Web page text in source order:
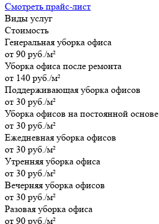
Смотреть прайс-лист
Виды услуг
Стоимость
Генеральная уборка офиса
от 90 руб./м²
Уборка офиса после ремонта
от 140 руб./м²
Поддерживающая уборка офисов
от 30 руб./м²
Уборка офисов на постоянной основе
от 30 руб./м²
Ежедневная уборка офисов
от 30 руб./м²
Утренняя уборка офиса
от 30 руб./м²
Вечерняя уборка офисов
от 30 руб./м²
Разовая уборка офиса
от 90 руб./м²